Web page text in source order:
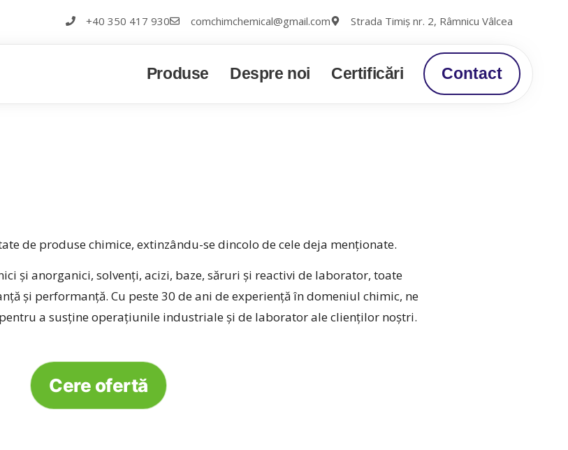
+40 350 417 930 comchimchemical@gmail.com Strada Timiș nr. 2, Râmnicu Vâlcea
Produse Despre noi Certificări Contact
de produse chimice, extinzându-se dincolo de cele deja menționate.
și anorganici, solvenți, acizi, baze, săruri și reactivi de laborator, toate
și performanță. Cu peste 30 de ani de experiență în domeniul chimic, ne
a susține operațiunile industriale și de laborator ale clienților noștri.
Cere ofertă